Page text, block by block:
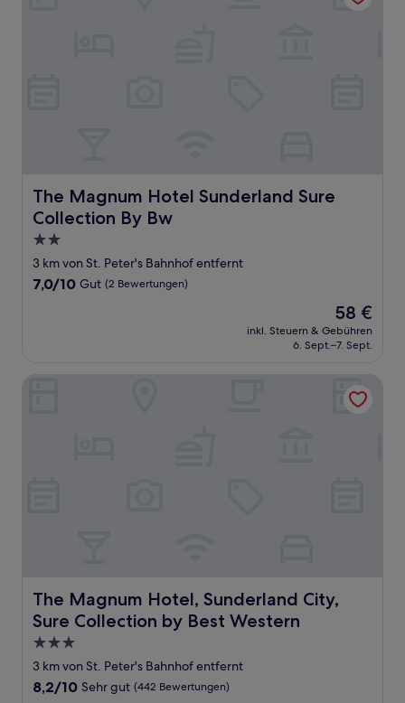
The Magnum Hotel Sunderland Sure
Collection By Bw
The Magnum Hotel Sunderland Sure Collection By Bw
2.0-
Sterne-
Unterkunft
3 km von St. Peter's Bahnhof entfernt
7.0
7,0/10 Gut (2 Bewertungen)
Der
Preis
beträgt
58 €
inkl. Steuern & Gebühren
6. Sept.–7. Sept.
The Magnum Hotel, Sunderland City,
Sure Collection by Best Western
The Magnum Hotel, Sunderland City, Sure Collection by
3.0-
Sterne-
Unterkunft
3 km von St. Peter's Bahnhof entfernt
8.2
8,2/10 Sehr gut (442 Bewertungen)
The Magnum Hotel, Sunderland City, Sure Collection by